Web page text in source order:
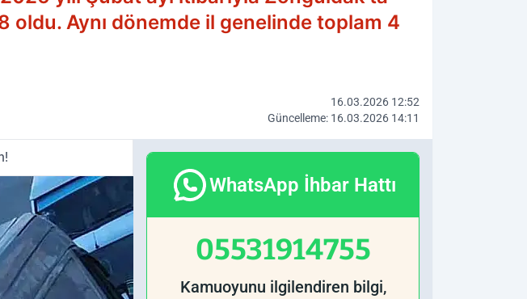
oldu. Aynı dönemde il genelinde toplam 4
16.03.2026 12:52
Güncelleme: 16.03.2026 14:11
WhatsApp İhbar Hattı
05531914755
Kamuoyunu ilgilendiren bilgi,